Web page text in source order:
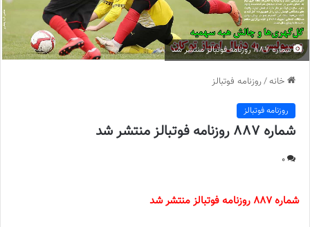
شماره 887 روزنامه فوتبالز منتشر شد
خانه/روزنامه فوتبالز
روزنامه فوتبالز
شماره 887 روزنامه فوتبالز منتشر شد
0
شماره 887 روزنامه فوتبالز منتشر شد